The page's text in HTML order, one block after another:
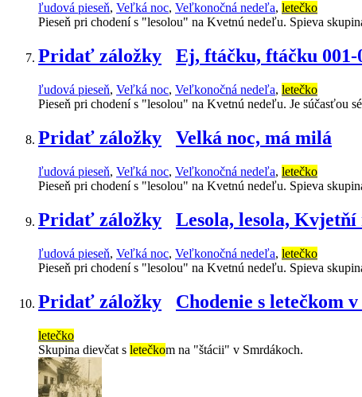
ľudová pieseň, Veľká noc, Veľkonočná nedeľa, letečko
Pieseň pri chodení s "lesolou" na Kvetnú nedeľu. Spieva
Pridať záložky Ej, ftáčku, ftáčku 001-
ľudová pieseň, Veľká noc, Veľkonočná nedeľa, letečko
Pieseň pri chodení s "lesolou" na Kvetnú nedeľu. Je súčasťou
Pridať záložky Velká noc, má milá
ľudová pieseň, Veľká noc, Veľkonočná nedeľa, letečko
Pieseň pri chodení s "lesolou" na Kvetnú nedeľu. Spieva
Pridať záložky Lesola, lesola, Kvjetňí
ľudová pieseň, Veľká noc, Veľkonočná nedeľa, letečko
Pieseň pri chodení s "lesolou" na Kvetnú nedeľu. Spieva
Pridať záložky Chodenie s letečkom
letečko
Skupina dievčat s letečkom na "štácii" v Smrdákoch.